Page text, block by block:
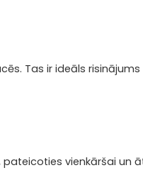
Tas ir ideāls
vienkāršai un